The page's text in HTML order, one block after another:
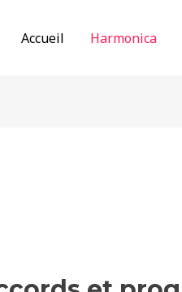
Accueil Harmonica